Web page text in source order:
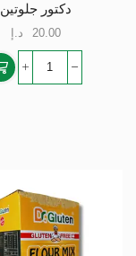
دكتور جلوتين
20.00 د.إ